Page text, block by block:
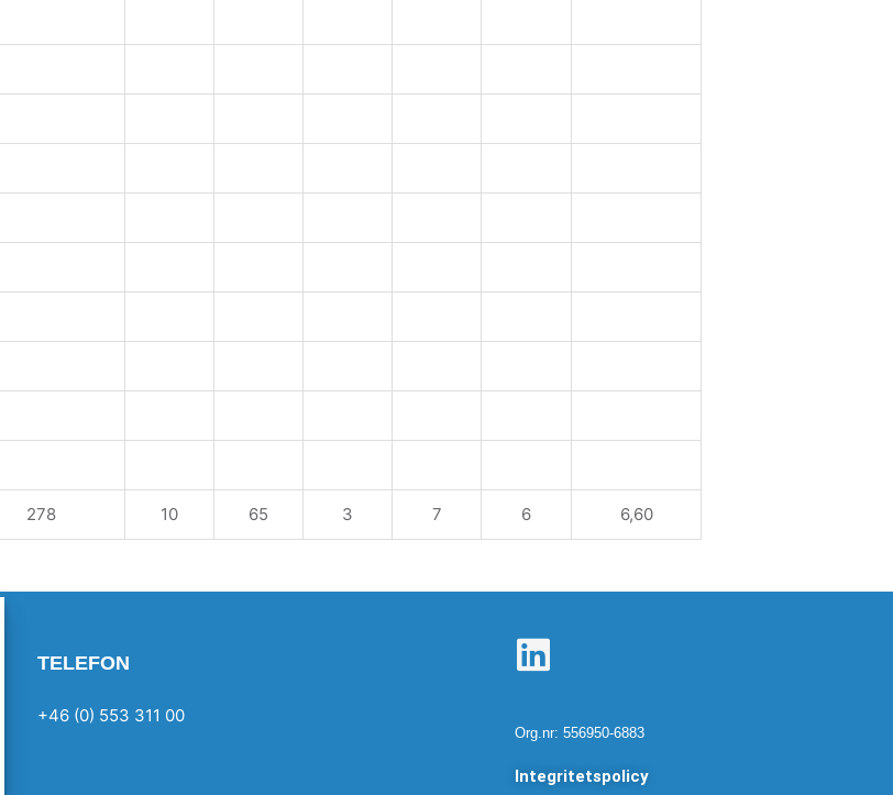
278 10 65 3 7 6 6,60
TELEFON
+46 (0) 553 311 00
L
n
k
Org.nr: 556950-6883
Integritetspolicy